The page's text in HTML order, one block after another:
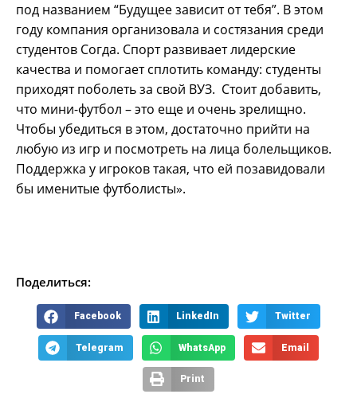
под названием “Будущее зависит от тебя”. В этом
году компания организовала и состязания среди
студентов Согда. Спорт развивает лидерские
качества и помогает сплотить команду: студенты
приходят поболеть за свой ВУЗ. Стоит добавить,
что мини-футбол – это еще и очень зрелищно.
Чтобы убедиться в этом, достаточно прийти на
любую из игр и посмотреть на лица болельщиков.
Поддержка у игроков такая, что ей позавидовали
бы именитые футболисты».
Поделиться:
Facebook LinkedIn Twitter
Telegram WhatsApp Email
Print